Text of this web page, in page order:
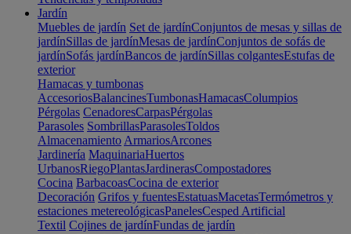
Jardín
Muebles de jardín Set de jardínConjuntos de mesas y sillas de
jardínSillas de jardínMesas de jardínConjuntos de sofás de
jardínSofás jardínBancos de jardínSillas colgantesEstufas de
exterior
Hamacas y tumbonas
AccesoriosBalancinesTumbonasHamacasColumpios
Pérgolas CenadoresCarpasPérgolas
Parasoles SombrillasParasolesToldos
Almacenamiento ArmariosArcones
Jardinería MaquinariaHuertos
UrbanosRiegoPlantasJardinerasCompostadores
Cocina BarbacoasCocina de exterior
Decoración Grifos y fuentesEstatuasMacetasTermómetros y
estaciones metereológicasPanelesCesped Artificial
Textil Cojines de jardínFundas de jardín